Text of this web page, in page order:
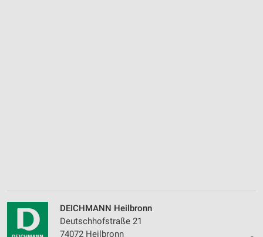
DEICHMANN Heilbronn
Deutschhofstraße 21
74072 Heilbronn